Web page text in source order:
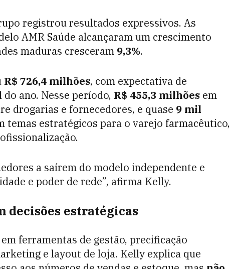
registrou resultados expressivos. As
AMR Saúde alcançaram um crescimento
maduras cresceram 9,3%.
R$ 726,4 milhões, com expectativa de
ano. Nesse período, R$ 455,3 milhões em
drogarias e fornecedores, e quase 9 mil
temas estratégicos para o varejo farmacêutico,
a saírem do modelo independente e
e poder de rede”, afirma Kelly.
decisões estratégicas
ferramentas de gestão, precificação
e layout de loja. Kelly explica que